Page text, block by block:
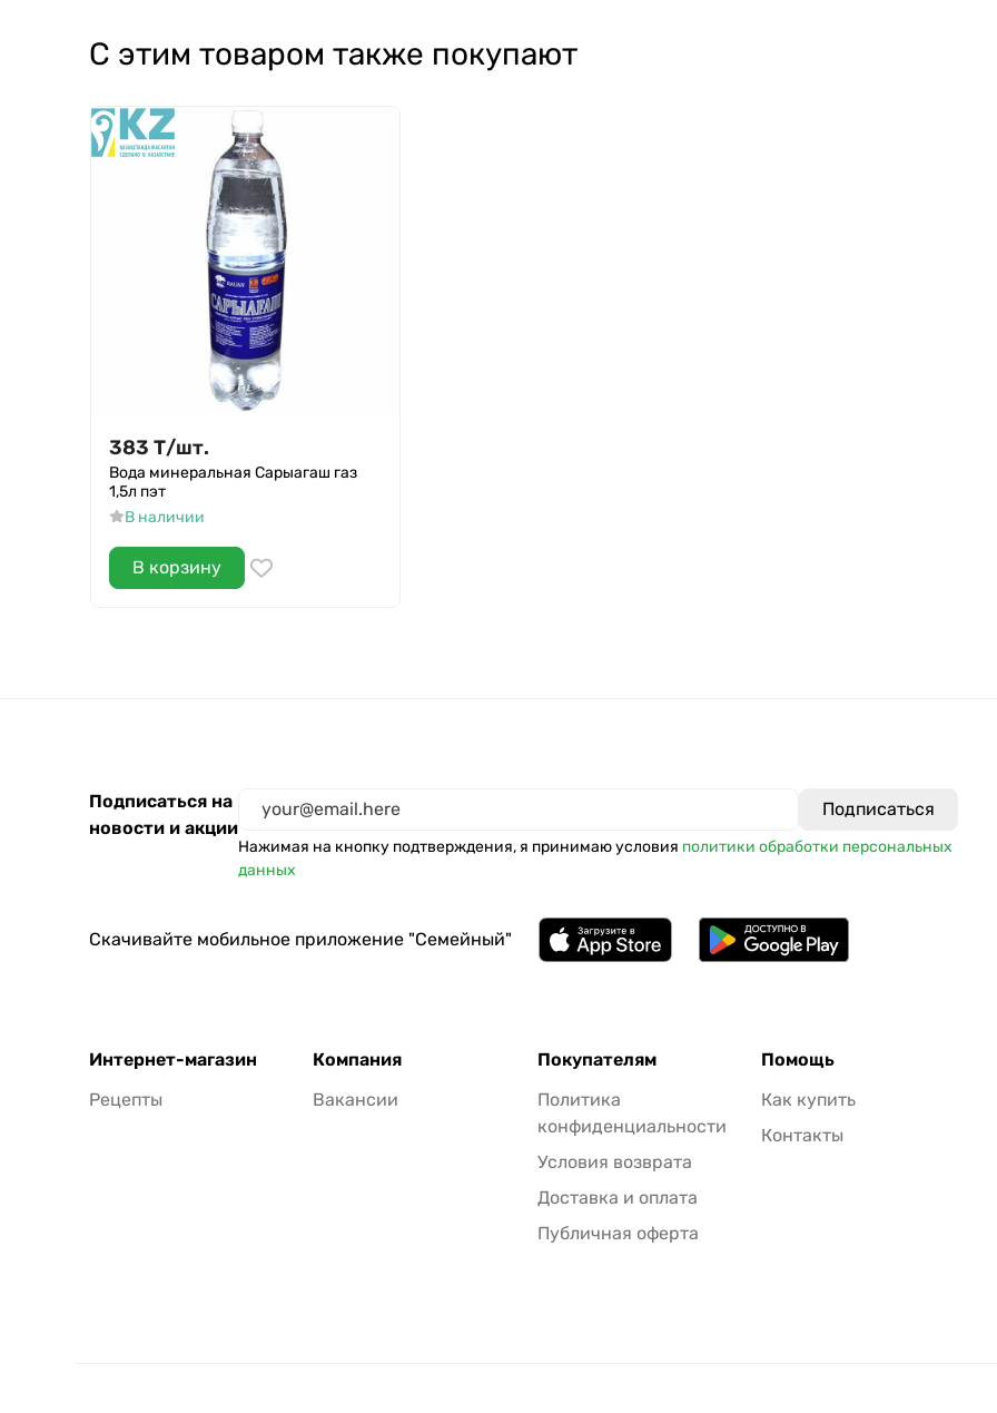
С этим товаром также покупают
383 Т/шт.
Вода минеральная Сарыагаш газ
1,5л пэт
В наличии
В корзину
Подписаться на
новости и акции
Нажимая на кнопку подтверждения, я принимаю условия политики обработки персональных
данных
Скачивайте мобильное приложение "Семейный"
Интернет-магазин
Рецепты
Компания
Вакансии
Покупателям
Политика
конфиденциальности
Условия возврата
Доставка и оплата
Публичная оферта
Помощь
Как купить
Контакты